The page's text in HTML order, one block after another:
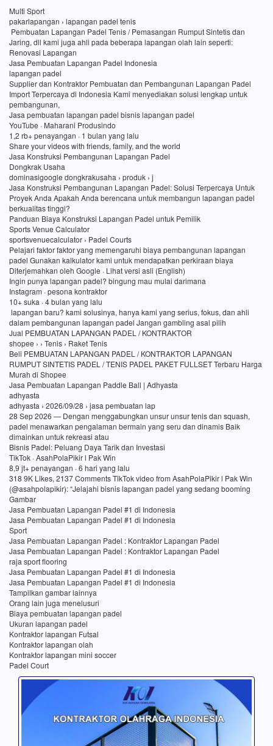
Multi Sport
pakarlapangan › lapangan padel tenis
Pembuatan Lapangan Padel Tenis / Pemasangan Rumput Sintetis dan
Jaring, dll kami juga ahli pada beberapa lapangan olah lain seperti:
Renovasi Lapangan
Jasa Pembuatan Lapangan Padel Indonesia
lapangan padel
Supplier dan Kontraktor Pembuatan dan Pembangunan Lapangan Padel
Import Terpercaya di Indonesia Kami menyediakan solusi lengkap untuk
pembangunan,
Jasa pembuatan lapangan padel bisnis lapangan padel
YouTube · Maharani Produsindo
1,2 rb+ penayangan · 1 bulan yang lalu
Share your videos with friends, family, and the world
Jasa Konstruksi Pembangunan Lapangan Padel
Dongkrak Usaha
dominasigoogle dongkrakusaha › produk › j
Jasa Konstruksi Pembangunan Lapangan Padel: Solusi Terpercaya Untuk
Proyek Anda Apakah Anda berencana untuk membangun lapangan padel
berkualitas tinggi?
Panduan Biaya Konstruksi Lapangan Padel untuk Pemilik
Sports Venue Calculator
sportsvenuecalculator › Padel Courts
Pelajari faktor faktor yang memengaruhi biaya pembangunan lapangan
padel Gunakan kalkulator kami untuk mendapatkan perkiraan biaya
Diterjemahkan oleh Google · Lihat versi asli (English)
Ingin punya lapangan padel? bingung mau mulai darimana
Instagram · pesona kontraktor
10+ suka · 4 bulan yang lalu
lapangan baru? kami solusinya, hanya kami yang serius, fokus, dan ahli
dalam pembangunan lapangan padel Jangan gambling asal pilih
Jual PEMBUATAN LAPANGAN PADEL / KONTRAKTOR
shopee › › Tenis › Raket Tenis
Beli PEMBUATAN LAPANGAN PADEL / KONTRAKTOR LAPANGAN
RUMPUT SINTETIS PADEL / TENIS PADEL PAKET FULLSET Terbaru Harga
Murah di Shopee
Jasa Pembuatan Lapangan Paddle Ball | Adhyasta
adhyasta
adhyasta › 2026/09/28 › jasa pembuatan lap
28 Sep 2026 — Dengan menggabungkan unsur unsur tenis dan squash,
padel menawarkan pengalaman bermain yang seru dan dinamis Baik
dimainkan untuk rekreasi atau
Bisnis Padel: Peluang Daya Tarik dan Investasi
TikTok · AsahPolaPikir l Pak Win
8,9 jt+ penayangan · 6 hari yang lalu
318 9K Likes, 2137 Comments TikTok video from AsahPolaPikir l Pak Win
(@asahpolapikir): “Jelajahi bisnis lapangan padel yang sedang booming
Gambar
Jasa Pembuatan Lapangan Padel #1 di Indonesia
Jasa Pembuatan Lapangan Padel #1 di Indonesia
Sport
Jasa Pembuatan Lapangan Padel : Kontraktor Lapangan Padel
Jasa Pembuatan Lapangan Padel : Kontraktor Lapangan Padel
raja sport flooring
Jasa Pembuatan Lapangan Padel #1 di Indonesia
Jasa Pembuatan Lapangan Padel #1 di Indonesia
Tampilkan gambar lainnya
Orang lain juga menelusuri
Biaya pembuatan lapangan padel
Ukuran lapangan padel
Kontraktor lapangan Futsal
Kontraktor lapangan olah
Kontraktor lapangan mini soccer
Padel Court